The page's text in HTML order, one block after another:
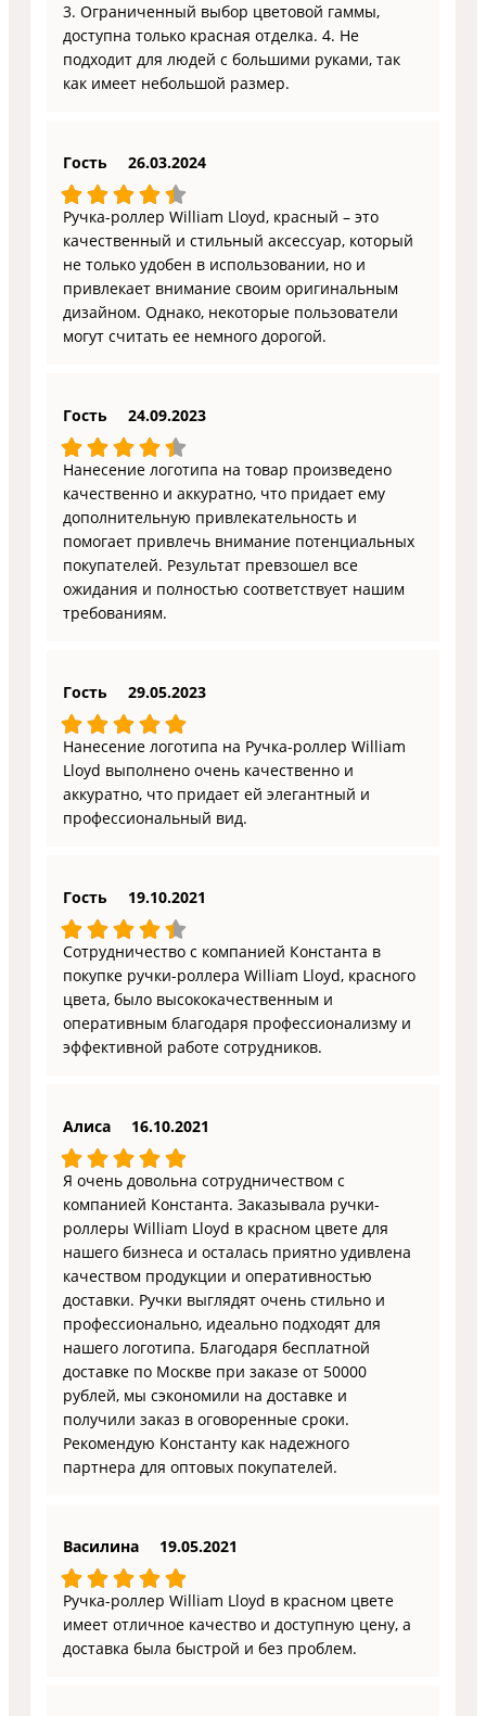
3. Ограниченный выбор цветовой гаммы,
доступна только красная отделка. 4. Не
подходит для людей с большими руками, так
как имеет небольшой размер.
Гость 26.03.2024
Ручка-роллер William Lloyd, красный – это
качественный и стильный аксессуар, который
не только удобен в использовании, но и
привлекает внимание своим оригинальным
дизайном. Однако, некоторые пользователи
могут считать ее немного дорогой.
Гость 24.09.2023
Нанесение логотипа на товар произведено
качественно и аккуратно, что придает ему
дополнительную привлекательность и
помогает привлечь внимание потенциальных
покупателей. Результат превзошел все
ожидания и полностью соответствует нашим
требованиям.
Гость 29.05.2023
Нанесение логотипа на Ручка-роллер William
Lloyd выполнено очень качественно и
аккуратно, что придает ей элегантный и
профессиональный вид.
Гость 19.10.2021
Сотрудничество с компанией Константа в
покупке ручки-роллера William Lloyd, красного
цвета, было высококачественным и
оперативным благодаря профессионализму и
эффективной работе сотрудников.
Алиса 16.10.2021
Я очень довольна сотрудничеством с
компанией Константа. Заказывала ручки-
роллеры William Lloyd в красном цвете для
нашего бизнеса и осталась приятно удивлена
качеством продукции и оперативностью
доставки. Ручки выглядят очень стильно и
профессионально, идеально подходят для
нашего логотипа. Благодаря бесплатной
доставке по Москве при заказе от 50000
рублей, мы сэкономили на доставке и
получили заказ в оговоренные сроки.
Рекомендую Константу как надежного
партнера для оптовых покупателей.
Василина 19.05.2021
Ручка-роллер William Lloyd в красном цвете
имеет отличное качество и доступную цену, а
доставка была быстрой и без проблем.